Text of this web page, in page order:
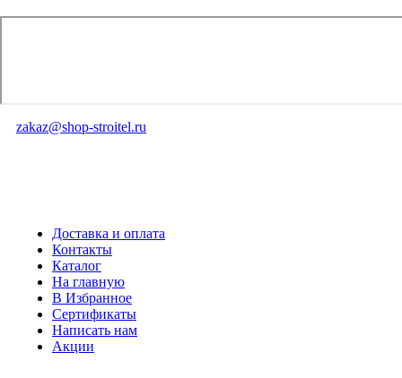
zakaz@shop-stroitel.ru
Доставка и оплата
Контакты
Каталог
На главную
В Избранное
Сертификаты
Написать нам
Акции